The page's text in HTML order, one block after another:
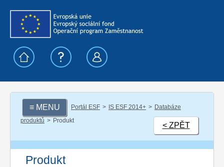
≡ MENU Portál ESF IS ESF 2014+
Databáze
produktů
Produkt
< ZPĚT
Produkt